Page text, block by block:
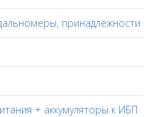
принадлежности
+ аккумуляторы к ИБП